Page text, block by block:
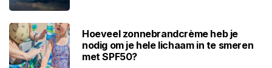
Hoeveel zonnebrandcrème heb je
nodig om je hele lichaam in te smeren
met SPF50?